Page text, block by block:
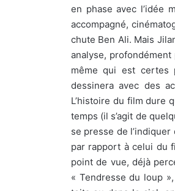
en phase avec l’idée
accompagné,
chute Ben Ali. Mais
analyse,
même qui est certes
dessinera avec des
L’histoire du film dure
temps (il s’agit de
se presse de
par rapport à celui du
point de vue, déjà
« Tendresse du loup